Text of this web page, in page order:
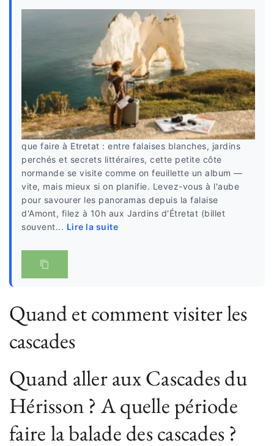
que faire à Etretat : entre falaises blanches, jardins
perchés et secrets littéraires, cette petite côte
normande se visite comme on feuillette un album —
vite, mais mieux si on planifie. Levez-vous à l'aube
pour savourer les panoramas depuis la falaise
d'Amont, filez à 10h aux Jardins d'Étretat (billet
souvent... Lire la suite
Quand et comment visiter les
cascades
Quand aller aux Cascades du
Hérisson ? A quelle période
faire la balade des cascades ?